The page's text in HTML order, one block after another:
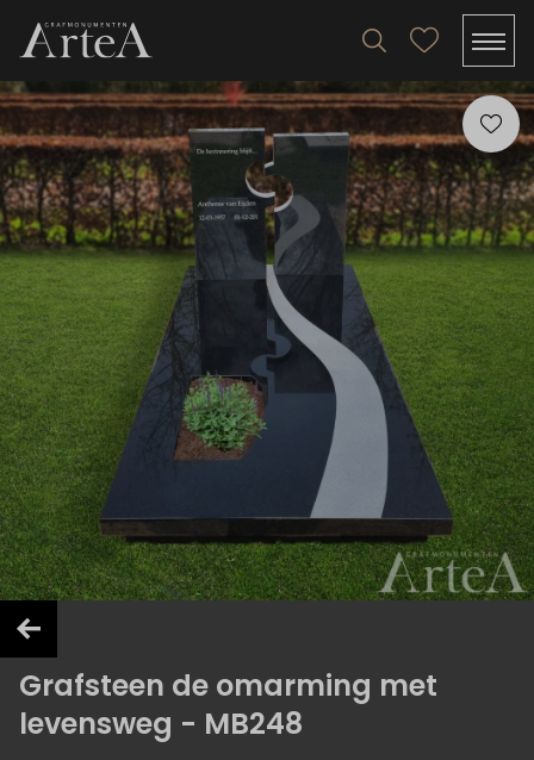
Grafsteen de omarming met
levensweg - MB248